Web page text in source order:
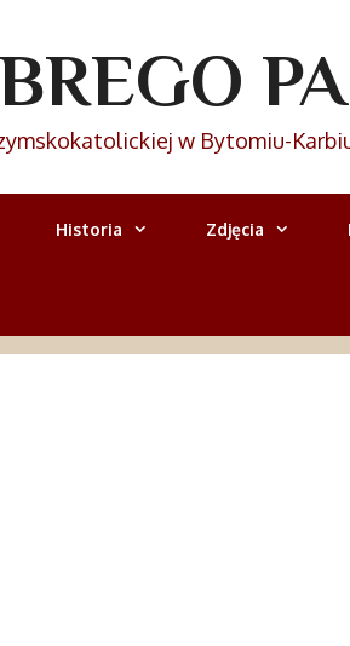
w Bytomiu-
Historia Zdjęcia